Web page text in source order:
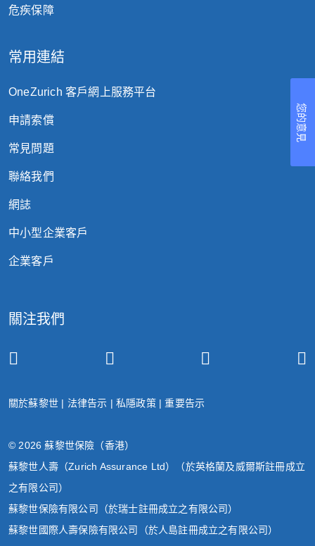
危疾保障
常用連結
OneZurich 客戶網上服務平台
申請索償
常見問題
聯絡我們
網誌
中小型企業客戶
企業客戶
關注我們
關於蘇黎世 | 法律告示 |私隱政策|重要告示
© 2026 蘇黎世保險（香港）
蘇黎世人壽（Zurich Assurance Ltd）（於英格蘭及威爾斯註冊成立
之有限公司）
蘇黎世保險有限公司（於瑞士註冊成立之有限公司）
蘇黎世國際人壽保險有限公司（於人島註冊成立之有限公司）
您的意見